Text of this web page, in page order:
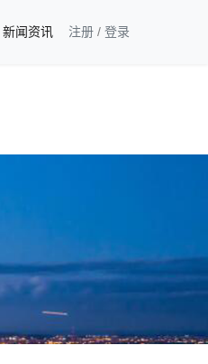
新闻资讯 注册 / 登录